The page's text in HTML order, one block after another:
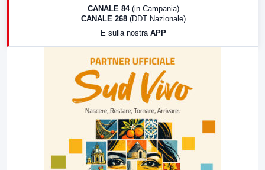
CANALE 84 (in Campania)
CANALE 268 (DDT Nazionale)
E sulla nostra APP